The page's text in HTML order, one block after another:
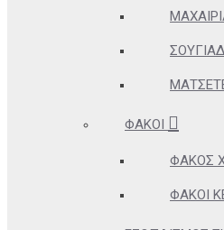
ΦΑΚΟΊ
ΦΑΚΌΣ
ΦΑΚΟΊ